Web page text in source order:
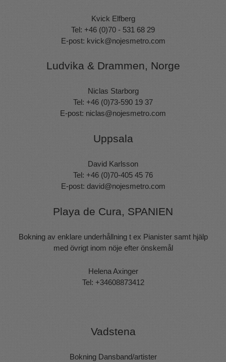
Kvick Elfberg
Tel: +46 (0)70 - 531 68 29
E-post: kvick@nojesmetro.com
Ludvika & Drammen, Norge
Niclas Starborg
Tel: +46 (0)73-590 19 37
E-post: niclas@nojesmetro.com
Uppsala
David Karlsson
Tel: +46 (0)70-405 45 76
E-post: david@nojesmetro.com
Playa de Cura, SPANIEN
Bokning av enklare underhållning t ex Pianister samt hjälp
med övrigt inom nöje efter önskemål
Helena Axinger
Tel: +34608873412
Vadstena
Bokning Dansband/artister